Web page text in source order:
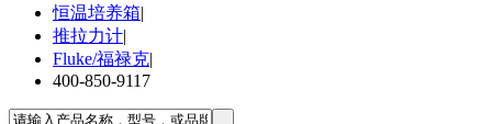
恒温培养箱|
推拉力计|
Fluke/福禄克|
400-850-9117